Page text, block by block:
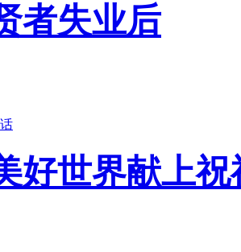
者失业后
好世界献上祝